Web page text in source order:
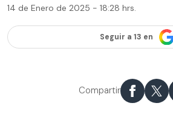
14 de Enero de 2025 - 18:28 hrs.
Seguir a 13 en
Compartir